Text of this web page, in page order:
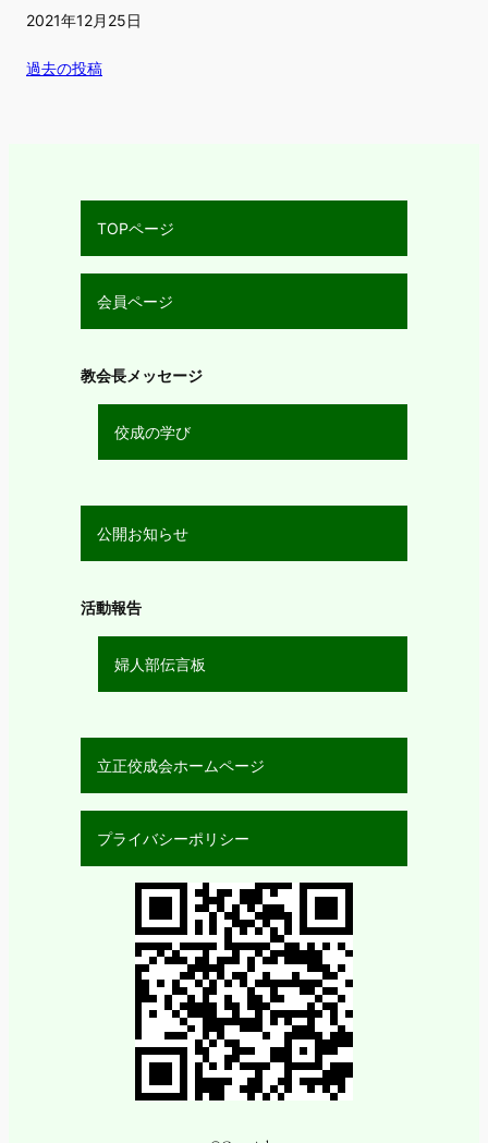
2021年12月25日
過去の投稿
TOPページ
会員ページ
教会長メッセージ
佼成の学び
公開お知らせ
活動報告
婦人部伝言板
立正佼成会ホームページ
プライバシーポリシー